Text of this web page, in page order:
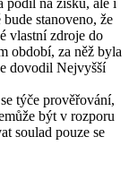
stanoveno, že
vlastní zdroje do
období, za něž byla
dovodil Nejvyšší
týče prověřování,
být v rozporu
soulad pouze se